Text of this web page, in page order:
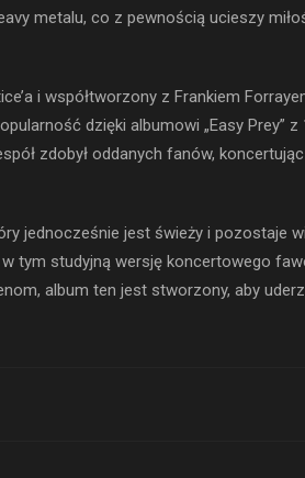
metalu, co z pewnością ucieszy
i współtworzony z Frankiem
dzięki albumowi „Easy Prey” z
zdobył oddanych fanów,
jednocześnie jest świeży i pozostaje
tym studyjną wersję koncertowego
album ten jest stworzony, aby